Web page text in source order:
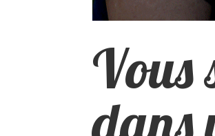
Vous
dans